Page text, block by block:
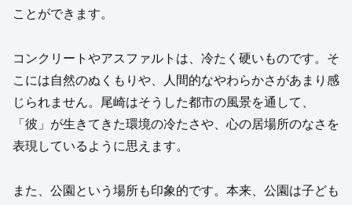
ことができます。
コンクリートやアスファルトは、冷たく硬いものです。そ
こには自然のぬくもりや、人間的なやわらかさがあまり感
じられません。尾崎はそうした都市の風景を通して、
「彼」が生きてきた環境の冷たさや、心の居場所のなさを
表現しているように思えます。
また、公園という場所も印象的です。本来、公園は子ども